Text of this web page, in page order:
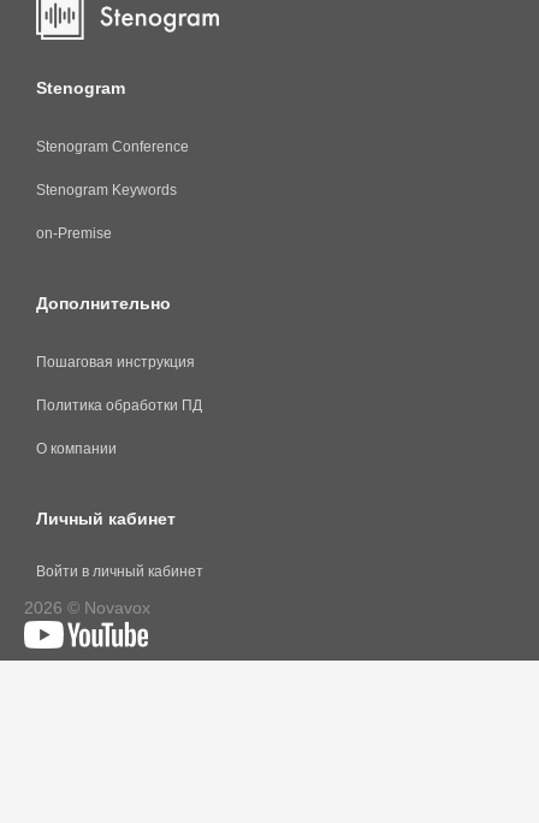
Stenogram
Stenogram Conference
Stenogram Keywords
on-Premise
Дополнительно
Пошаговая инструкция
Политика обработки ПД
О компании
Личный кабинет
Войти в личный кабинет
2026 © Novavox